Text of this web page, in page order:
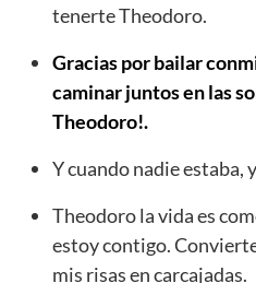
tenerte Theodoro.
Gracias por bailar
caminar juntos en las
Theodoro!.
Y cuando nadie estaba,
Theodoro la vida es
estoy contigo.
mis risas en carcajadas.